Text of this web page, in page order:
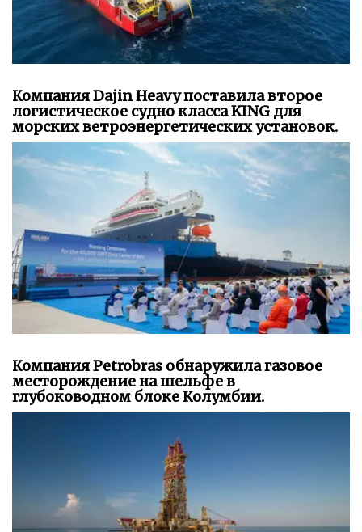
Компания Dajin Heavy поставила второе
логистическое судно класса KING для
морских ветроэнергетических установок.
Компания Petrobras обнаружила газовое
месторождение на шельфе в
глубоководном блоке Колумбии.